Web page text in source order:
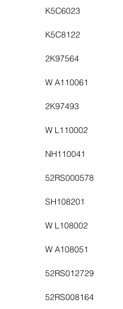
K5C6023
K5C8122
2K97564
W A110061
2K97493
W L110002
NH110041
52RS000578
SH108201
W L108002
W A108051
52RS012729
52RS008164